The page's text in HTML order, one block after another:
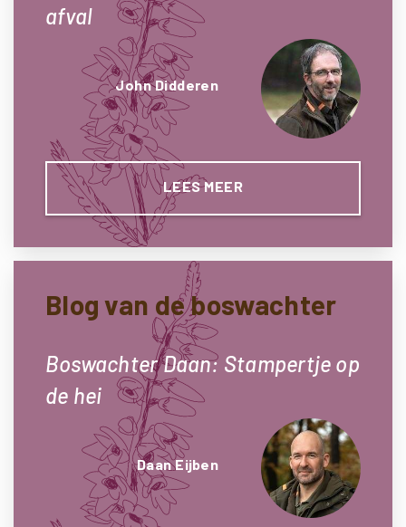
afval
John Didderen
LEES MEER
Blog van de boswachter
Boswachter Daan: Stampertje op
de hei
Daan Eijben